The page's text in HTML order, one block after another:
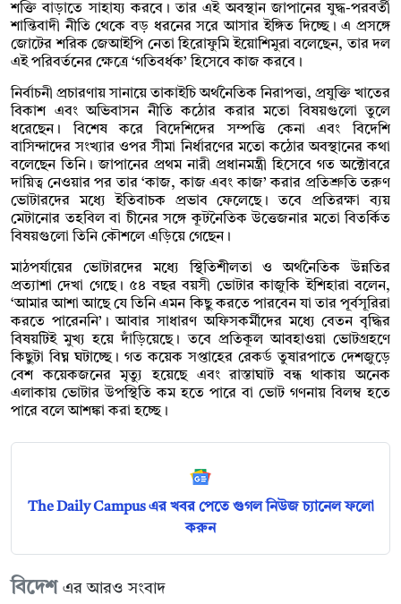
শক্তি বাড়াতে সাহায্য করবে। তার এই অবস্থান জাপানের যুদ্ধ-পরবর্তী
শান্তিবাদী নীতি থেকে বড় ধরনের সরে আসার ইঙ্গিত দিচ্ছে। এ প্রসঙ্গে
জোটের শরিক জেআইপি নেতা হিরোফুমি ইয়োশিমুরা বলেছেন, তার দল
এই পরিবর্তনের ক্ষেত্রে ‘গতিবর্ধক’ হিসেবে কাজ করবে।
নির্বাচনী প্রচারণায় সানায়ে তাকাইচি অর্থনৈতিক নিরাপত্তা, প্রযুক্তি খাতের
বিকাশ এবং অভিবাসন নীতি কঠোর করার মতো বিষয়গুলো তুলে
ধরেছেন। বিশেষ করে বিদেশিদের সম্পত্তি কেনা এবং বিদেশি
বাসিন্দাদের সংখ্যার ওপর সীমা নির্ধারণের মতো কঠোর অবস্থানের কথা
বলেছেন তিনি। জাপানের প্রথম নারী প্রধানমন্ত্রী হিসেবে গত অক্টোবরে
দায়িত্ব নেওয়ার পর তার ‘কাজ, কাজ এবং কাজ’ করার প্রতিশ্রুতি তরুণ
ভোটারদের মধ্যে ইতিবাচক প্রভাব ফেলেছে। তবে প্রতিরক্ষা ব্যয়
মেটানোর তহবিল বা চীনের সঙ্গে কূটনৈতিক উত্তেজনার মতো বিতর্কিত
বিষয়গুলো তিনি কৌশলে এড়িয়ে গেছেন।
মাঠপর্যায়ের ভোটারদের মধ্যে স্থিতিশীলতা ও অর্থনৈতিক উন্নতির
প্রত্যাশা দেখা গেছে। ৫৪ বছর বয়সী ভোটার কাজুকি ইশিহারা বলেন,
‘আমার আশা আছে যে তিনি এমন কিছু করতে পারবেন যা তার পূর্বসূরিরা
করতে পারেননি’। আবার সাধারণ অফিসকর্মীদের মধ্যে বেতন বৃদ্ধির
বিষয়টিই মুখ্য হয়ে দাঁড়িয়েছে। তবে প্রতিকূল আবহাওয়া ভোটগ্রহণে
কিছুটা বিঘ্ন ঘটাচ্ছে। গত কয়েক সপ্তাহের রেকর্ড তুষারপাতে দেশজুড়ে
বেশ কয়েকজনের মৃত্যু হয়েছে এবং রাস্তাঘাট বন্ধ থাকায় অনেক
এলাকায় ভোটার উপস্থিতি কম হতে পারে বা ভোট গণনায় বিলম্ব হতে
পারে বলে আশঙ্কা করা হচ্ছে।
The Daily Campus এর খবর পেতে গুগল নিউজ চ্যানেল ফলো
করুন
বিদেশ এর আরও সংবাদ